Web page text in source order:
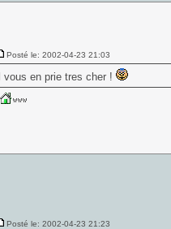
Posté le: 2002-04-23 21:03
Il vous en prie tres cher !
Posté le: 2002-04-23 21:23